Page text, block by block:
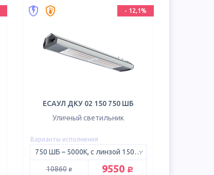
- 12,1%
ЕСАУЛ ДКУ 02 150 750 ШБ
Уличный светильник
Варианты исполнения
750 ШБ – 5000K, с линзой 150х50°
10860 руб. 9550 руб.